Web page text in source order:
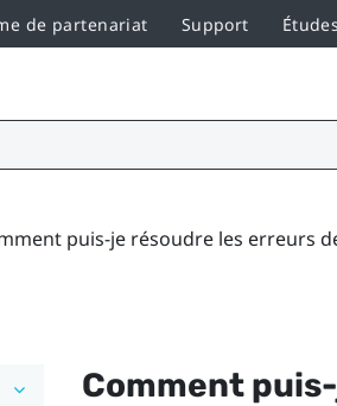
de partenariat Support
puis-je résoudre les erreurs
Comment